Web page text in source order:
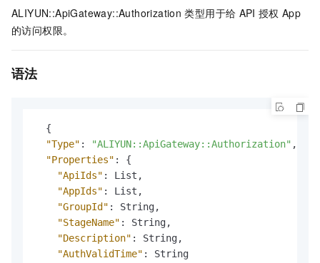
ALIYUN::ApiGateway::Authorization 类型用于给 API 授权 App
的访问权限。
语法
{
"Type" : "ALIYUN::ApiGateway::Authorization" ,
"Properties" :
{
"ApiIds" : List ,
"AppIds" : List ,
"GroupId" : String,
"StageName" : String,
"Description" : String,
"AuthValidTime" :
String